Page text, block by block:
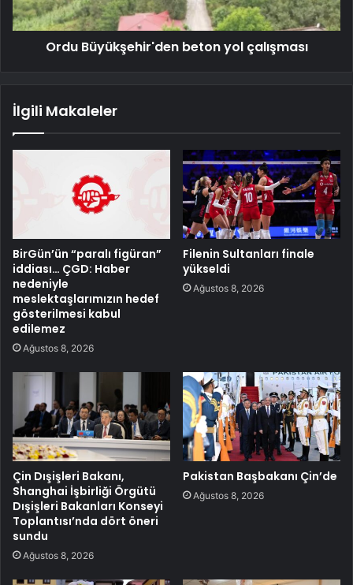
Ordu Büyükşehir'den beton yol çalışması
İlgili Makaleler
BirGün’ün “paralı figüran”
iddiası… ÇGD: Haber
nedeniyle
meslektaşlarımızın hedef
gösterilmesi kabul
edilemez
Ağustos 8, 2026
Filenin Sultanları finale
yükseldi
Ağustos 8, 2026
Çin Dışişleri Bakanı,
Shanghai İşbirliği Örgütü
Dışişleri Bakanları Konseyi
Toplantısı’nda dört öneri
sundu
Ağustos 8, 2026
Pakistan Başbakanı Çin’de
Ağustos 8, 2026